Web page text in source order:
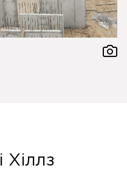
Хіллз